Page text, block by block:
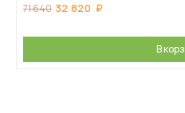
71 640 32 820
В